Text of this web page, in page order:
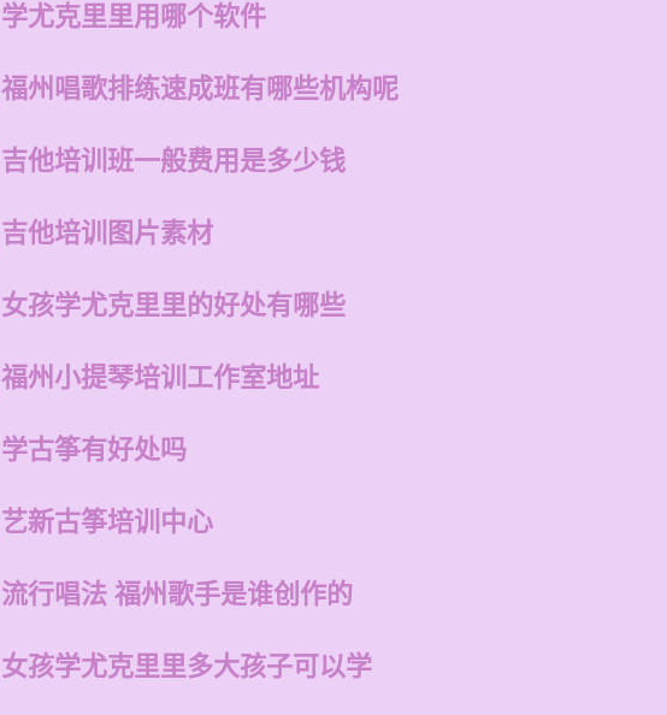
学尤克里里用哪个软件
福州唱歌排练速成班有哪些机构呢
吉他培训班一般费用是多少钱
吉他培训图片素材
女孩学尤克里里的好处有哪些
福州小提琴培训工作室地址
学古筝有好处吗
艺新古筝培训中心
流行唱法 福州歌手是谁创作的
女孩学尤克里里多大孩子可以学